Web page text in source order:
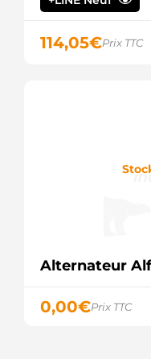
114,05€Prix TTC
Alternateur
0,00€Prix TTC